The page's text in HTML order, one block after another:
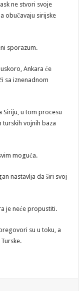
ne stvori svoje
obučavaju sirijske
sporazum.
Ankara će
sa iznenadnom
Siriju, u tom procesu
turskih vojnih baza
moguća.
nastavlja da širi svoj
je neće propustiti.
su u toku, a